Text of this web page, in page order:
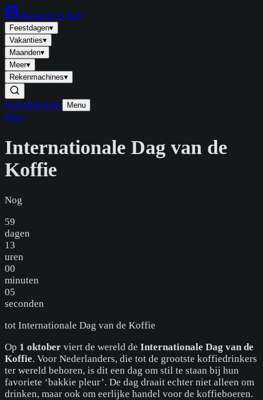
Wanneer is het?
Feestdagen▾
Vakanties▾
Maanden▾
Meer▾
Rekenmachines▾
Verlofplanner Menu
Eten
Internationale Dag van de
Koffie
Nog
59
dagen
13
uren
00
minuten
05
seconden
tot Internationale Dag van de Koffie
Op 1 oktober viert de wereld de Internationale Dag van de
Koffie. Voor Nederlanders, die tot de grootste koffiedrinkers
ter wereld behoren, is dit een dag om stil te staan bij hun
favoriete ‘bakkie pleur’. De dag draait echter niet alleen om
drinken, maar ook om eerlijke handel voor de koffieboeren.